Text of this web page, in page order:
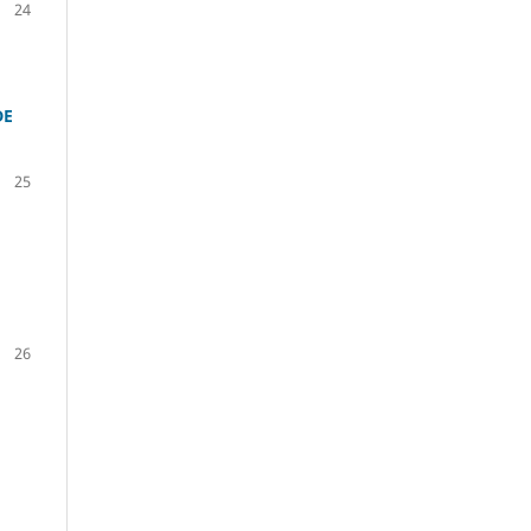
24
25
26